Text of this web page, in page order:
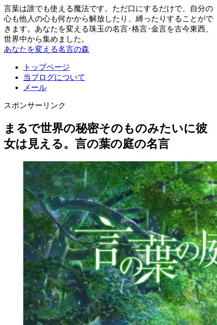
言葉は誰でも使える魔法です。ただ口にするだけで、自分の
心も他人の心も何かから解放したり、縛ったりすることがで
きます。あなたを変える珠玉の名言･格言･金言を古今東西、
世界中から集めました。
あなたを変える名言の森
トップページ
当ブログについて
メール
スポンサーリンク
まるで世界の秘密そのものみたいに彼
女は見える。言の葉の庭の名言